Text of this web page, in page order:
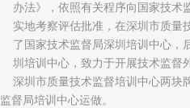
办法》，依照有关程序向国家技术
实地考察评估批准，在深圳市质量
了国家技术监督局深圳培训中心，
圳培训中心，致力于开展技术监督
深圳市质量技术监督培训中心两块
督局培训中心运做。